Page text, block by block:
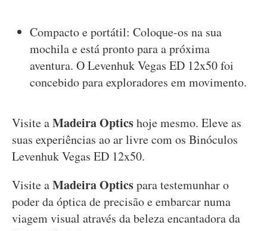
Compacto e portátil: Coloque-os na sua
mochila e está pronto para a próxima
aventura. O Levenhuk Vegas ED 12x50 foi
concebido para exploradores em movimento.
Visite aMadeira Opticshoje mesmo. Eleve as
suas experiências ao ar livre com os Binóculos
Levenhuk Vegas ED 12x50.
Visite aMadeira Opticspara testemunhar o
poder da óptica de precisão e embarcar numa
viagem visual através da beleza encantadora da